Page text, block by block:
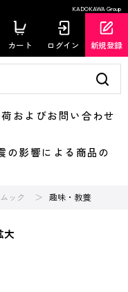
KADOKAWA Group
カート ログイン 新規登録
およびお問い合わせ
影響による商品の
ック 趣味・教養
大